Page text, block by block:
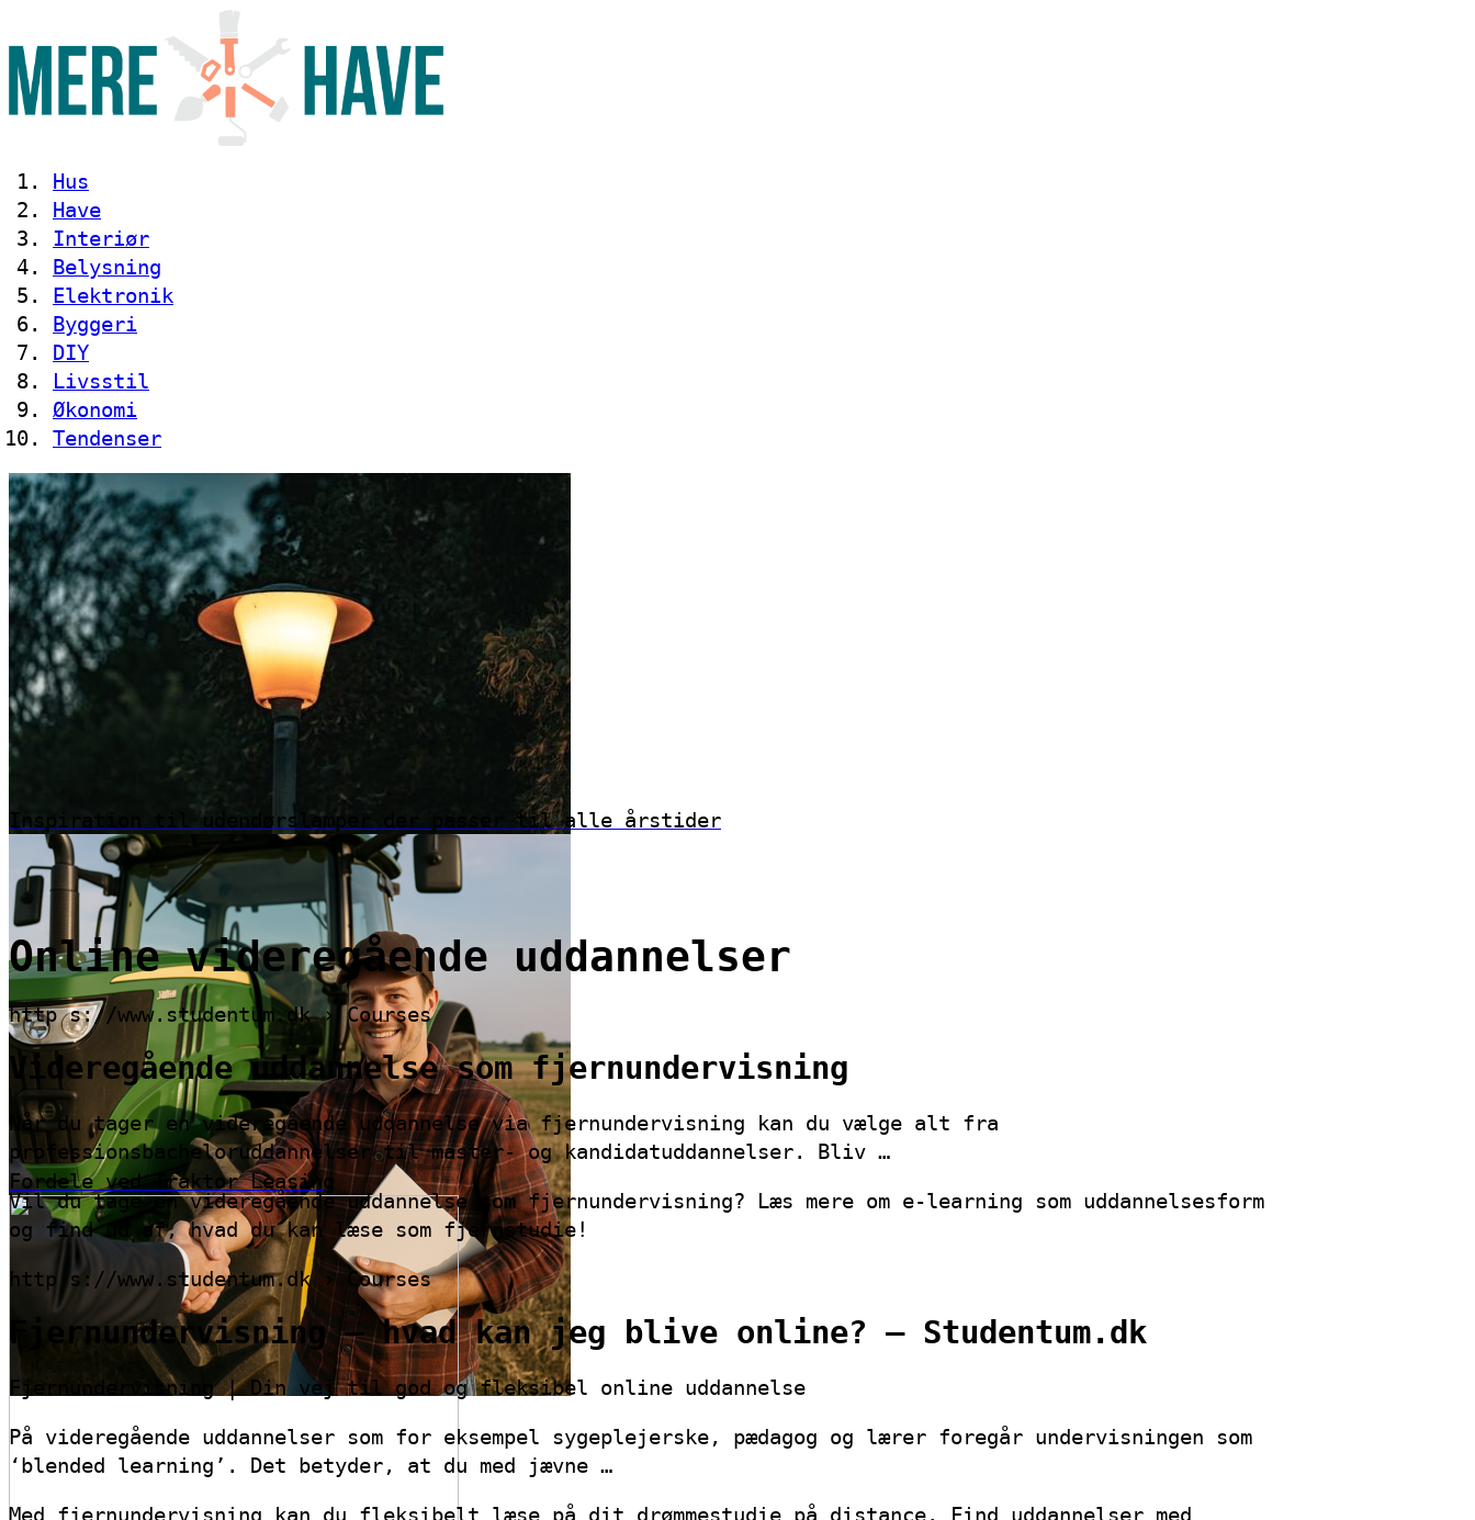
Hus
Have
Interiør
Belysning
Elektronik
Byggeri
DIY
Livsstil
Økonomi
Tendenser
Inspiration til udendørslamper der passer til alle årstider
Fordele ved Traktor Leasing
Online videregående uddannelser
http s://www.studentum.dk › Courses
Videregående uddannelse som fjernundervisning
Når du tager en videregående uddannelse via fjernundervisning kan du vælge alt fra
professionsbacheloruddannelser til master- og kandidatuddannelser. Bliv …
Vil du tage en videregående uddannelse som fjernundervisning? Læs mere om e-learning som uddannelsesform
og find ud af, hvad du kan læse som fjernstudie!
http s://www.studentum.dk › Courses
Fjernundervisning – hvad kan jeg blive online? – Studentum.dk
Fjernundervisning | Din vej til god og fleksibel online uddannelse
På videregående uddannelser som for eksempel sygeplejerske, pædagog og lærer foregår undervisningen som
‘blended learning’. Det betyder, at du med jævne …
Med fjernundervisning kan du fleksibelt læse på dit drømmestudie på distance. Find uddannelser med